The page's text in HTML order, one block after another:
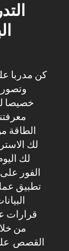
كن مدربا
الطاقة
لك
لك
الفور
تطبيق
قرارات
من
القصص.